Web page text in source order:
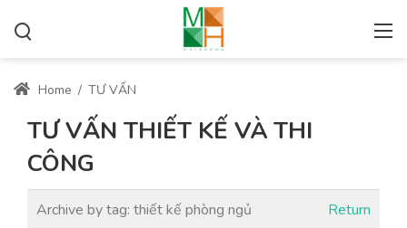
Home / TƯ VẤN
TƯ VẤN THIẾT KẾ VÀ THI
CÔNG
Archive by tag: thiết kế phòng ngủ Return